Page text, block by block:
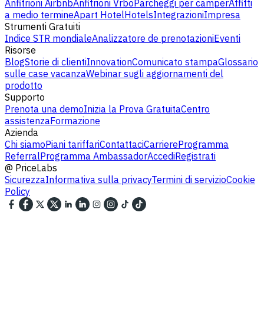
Anfitrioni AirbnbAnfitrioni VrboParcheggi per camperAffitti
a medio termineApart HotelHotelsIntegrazioniImpresa
Strumenti Gratuiti
Indice STR mondialeAnalizzatore de prenotazioniEventi
Risorse
BlogStorie di clientiInnovationComunicato stampaGlossario
sulle case vacanzaWebinar sugli aggiornamenti del
prodotto
Supporto
Prenota una demoInizia la Prova GratuitaCentro
assistenzaFormazione
Azienda
Chi siamoPiani tariffariContattaciCarriereProgramma
ReferralProgramma AmbassadorAccediRegistrati
@ PriceLabs
SicurezzaInformativa sulla privacyTermini di servizioCookie
Policy